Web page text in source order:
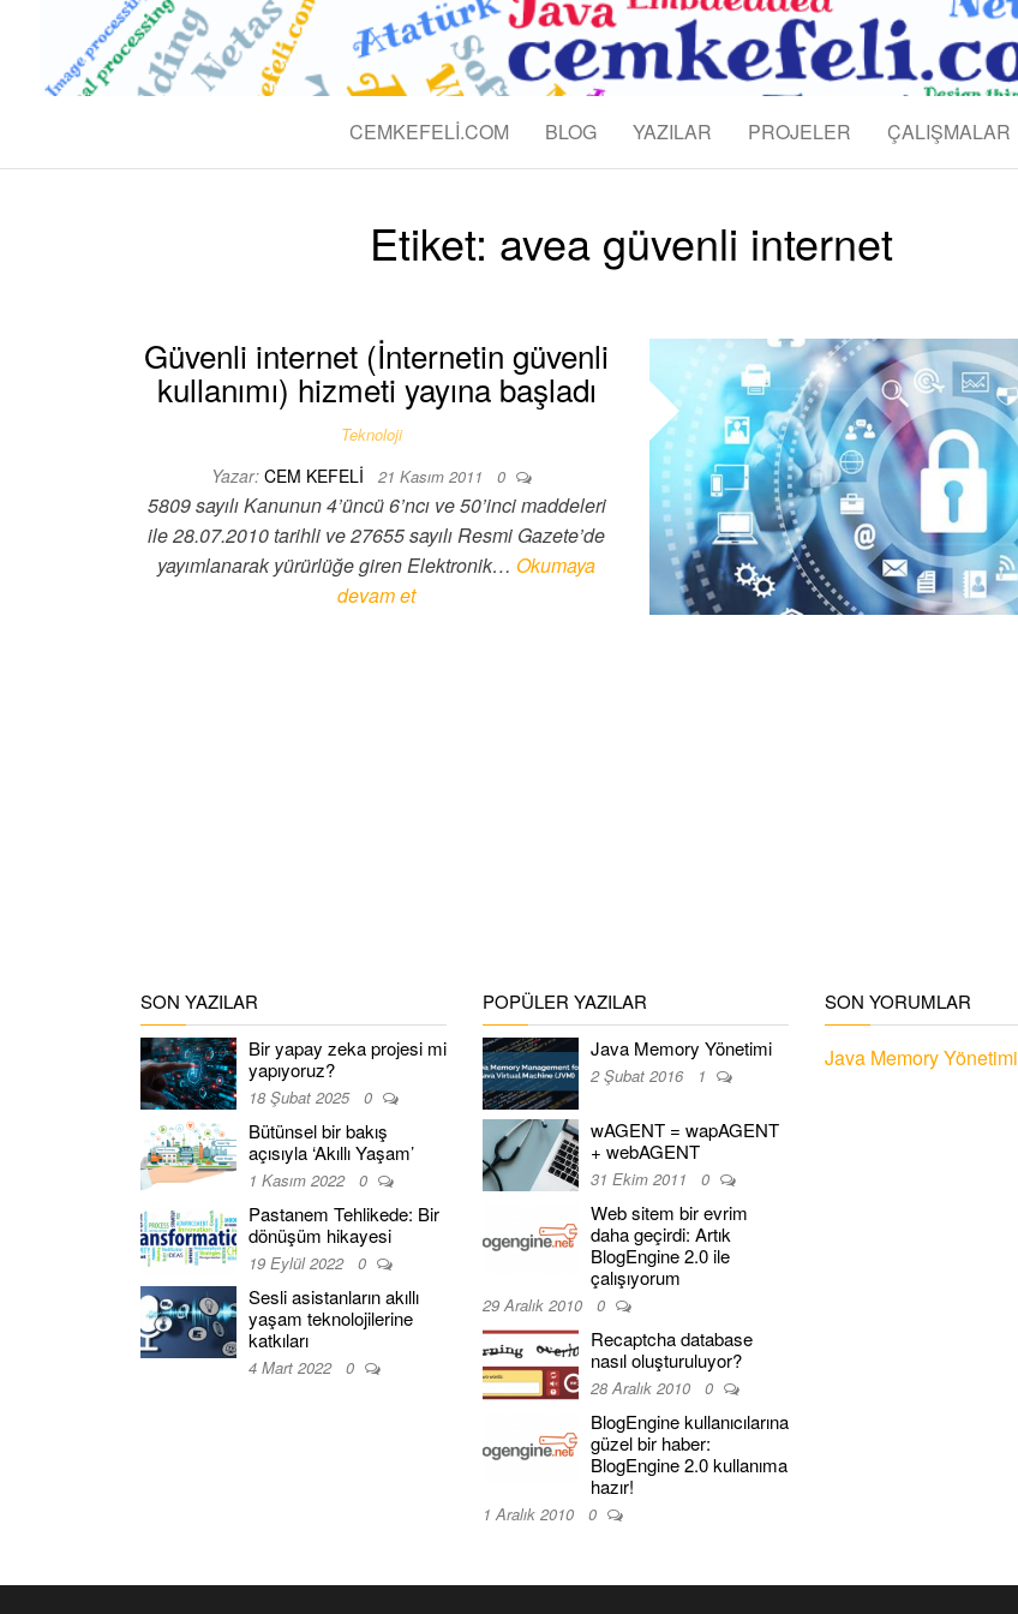
BLOG CEM KEFELI
Teknolojik
CEMKEFELI.COM BLOG YAZILAR PROJELER ÇALIŞMALAR
Etiket: avea güvenli internet
Güvenli internet (İnternetin güvenli
kullanımı) hizmeti yayına başladı
Teknoloji
Yazar: CEM KEFELI 21 Kasım 2011 0
5809 sayılı Kanunun 4’üncü 6’ncı ve 50’inci maddeleri
ile 28.07.2010 tarihli ve 27655 sayılı Resmi Gazete’de
yayımlanarak yürürlüğe giren Elektronik…Okumaya
devam et
SON YAZILAR
Bir yapay zeka projesi mi
yapıyoruz?
18 Şubat 2025 0
Bütünsel bir bakış
açısıyla ‘Akıllı Yaşam’
1 Kasım 2022 0
Pastanem Tehlikede: Bir
dönüşüm hikayesi
19 Eylül 2022 0
Sesli asistanların akıllı
yaşam teknolojilerine
katkıları
4 Mart 2022 0
POPÜLER YAZILAR
Java Memory Yönetimi
2 Şubat 2016 1
wAGENT = wapAGENT
+ webAGENT
31 Ekim 2011 0
Web sitem bir evrim
daha geçirdi: Artık
BlogEngine 2.0 ile
çalışıyorum
29 Aralık 2010 0
Recaptcha database
nasıl oluşturuluyor?
28 Aralık 2010 0
BlogEngine kullanıcılarına
güzel bir haber:
BlogEngine 2.0 kullanıma
hazır!
1 Aralık 2010 0
SON YORUMLAR
Java Memory Yönetimi